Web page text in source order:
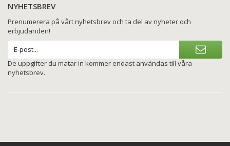
NYHETSBREV
Prenumerera på vårt nyhetsbrev och ta del av nyheter och
erbjudanden!
De uppgifter du matar in kommer endast användas till våra
nyhetsbrev.